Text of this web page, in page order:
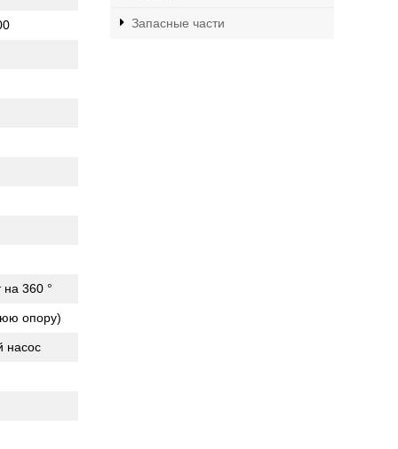
360 °
опору)
насос
Запасные части